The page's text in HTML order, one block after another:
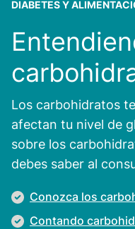
DIABETES Y
Los carbohidratos
afectan tu nivel de
sobre los
debes saber al
Conozca los
Contando